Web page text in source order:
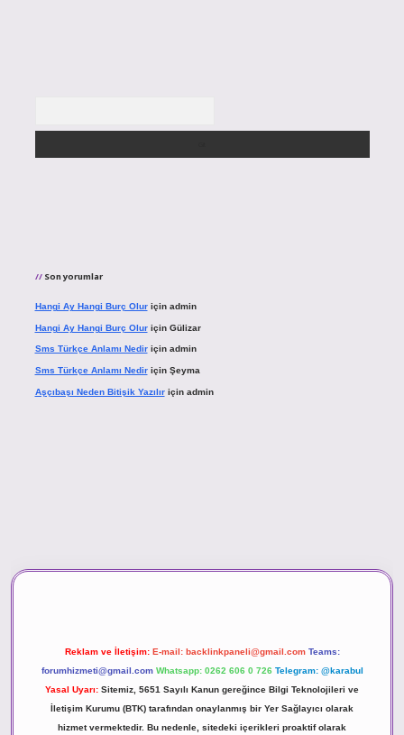
Son yorumlar
Hangi Ay Hangi Burç Oluriçin admin
Hangi Ay Hangi Burç Oluriçin Gülizar
Sms Türkçe Anlamı Nediriçin admin
Sms Türkçe Anlamı Nediriçin Şeyma
Aşçıbaşı Neden Bitişik Yazılıriçin admin
Reklam ve İletişim: E-mail: backlinkpaneli@gmail.com Teams:
forumhizmeti@gmail.com Whatsapp: 0262 606 0 726 Telegram: @karabul
Yasal Uyarı: Sitemiz, 5651 Sayılı Kanun gereğince Bilgi Teknolojileri ve
İletişim Kurumu (BTK) tarafından onaylanmış bir Yer Sağlayıcı olarak
hizmet vermektedir. Bu nedenle, sitedeki içerikleri proaktif olarak